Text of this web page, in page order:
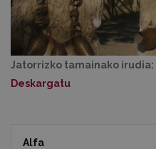
Jatorrizko tamainako irudia:
Deskargatu
Alfa